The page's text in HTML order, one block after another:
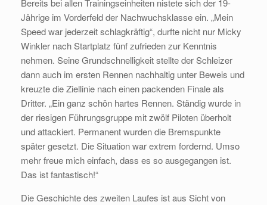
Bereits bei allen Trainingseinheiten nistete sich der 19-
Jährige im Vorderfeld der Nachwuchsklasse ein. „Mein
Speed war jederzeit schlagkräftig“, durfte nicht nur Micky
Winkler nach Startplatz fünf zufrieden zur Kenntnis
nehmen. Seine Grundschnelligkeit stellte der Schleizer
dann auch im ersten Rennen nachhaltig unter Beweis und
kreuzte die Ziellinie nach einen packenden Finale als
Dritter. „Ein ganz schön hartes Rennen. Ständig wurde in
der riesigen Führungsgruppe mit zwölf Piloten überholt
und attackiert. Permanent wurden die Bremspunkte
später gesetzt. Die Situation war extrem fordernd. Umso
mehr freue mich einfach, dass es so ausgegangen ist.
Das ist fantastisch!“
Die Geschichte des zweiten Laufes ist aus Sicht von